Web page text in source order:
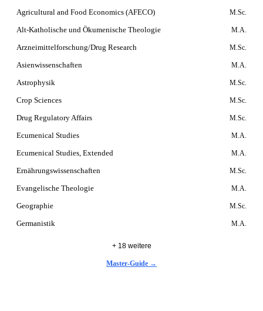
Agricultural and Food Economics (AFECO) M.Sc.
Alt-Katholische und Ökumenische Theologie M.A.
Arzneimittelforschung/Drug Research M.Sc.
Asienwissenschaften M.A.
Astrophysik M.Sc.
Crop Sciences M.Sc.
Drug Regulatory Affairs M.Sc.
Ecumenical Studies M.A.
Ecumenical Studies, Extended M.A.
Ernährungswissenschaften M.Sc.
Evangelische Theologie M.A.
Geographie M.Sc.
Germanistik M.A.
+ 18 weitere
Master-Guide →